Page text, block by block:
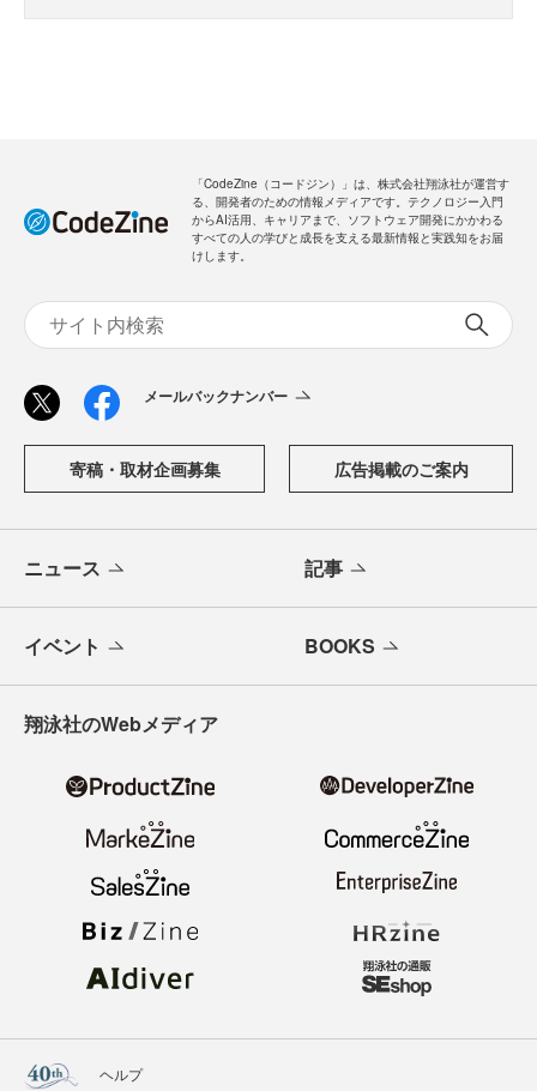
「CodeZine（コードジン）」は、株式会社翔泳社が運営す
る、開発者のための情報メディアです。テクノロジー入門
からAI活用、キャリアまで、ソフトウェア開発にかかわる
すべての人の学びと成長を支える最新情報と実践知をお届
けします。
メールバックナンバー
寄稿・取材企画募集 広告掲載のご案内
ニュース 記事
イベント BOOKS
翔泳社のWebメディア
ヘルプ